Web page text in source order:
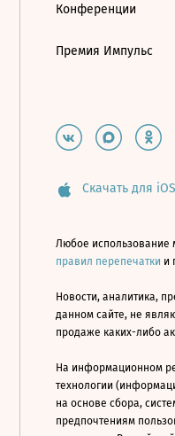
Конференции
Премия Импульс
Скачать для iOS
Любое использование
правил перепечатки и
Новости, аналитика,
данном сайте, не
продаже каких-либо
На информационном
технологии
на основе сбора,
предпочтениям